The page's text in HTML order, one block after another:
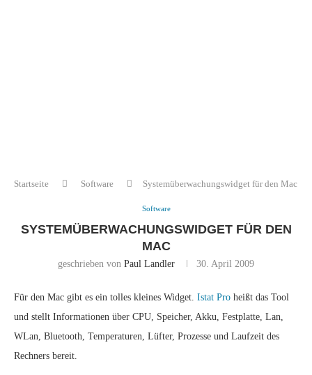
Startseite Software Systemüberwachungswidget für den Mac
Software
SYSTEMÜBERWACHUNGSWIDGET FÜR DEN
MAC
geschrieben von Paul Landler 30. April 2009
Für den Mac gibt es ein tolles kleines Widget. Istat Pro heißt das Tool
und stellt Informationen über CPU, Speicher, Akku, Festplatte, Lan,
WLan, Bluetooth, Temperaturen, Lüfter, Prozesse und Laufzeit des
Rechners bereit.